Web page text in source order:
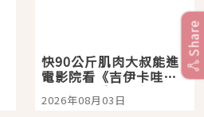
快90公斤肌肉大叔能進
電影院看《吉伊卡哇》
嗎？日本重金屬樂團
「打首」會長與nagano
2026年08月03日
Share